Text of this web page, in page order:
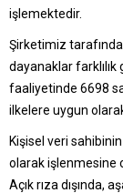
işlemektedir.
Şirketimiz
dayanaklar
faaliyetinde 6698
ilkelere uygun
Kişisel veri
olarak işlenmesine
Açık rıza dışında,